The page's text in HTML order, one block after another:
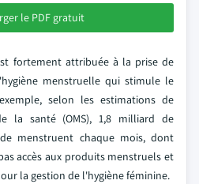
le PDF gratuit
fortement attribuée à la prise de
menstruelle qui stimule le
selon les estimations de
la santé (OMS), 1,8 milliard de
menstruent chaque mois, dont
accès aux produits menstruels et
la gestion de l'hygiène féminine.